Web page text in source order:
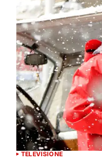
TELEVISIONE